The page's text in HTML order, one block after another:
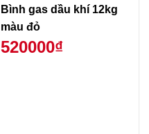
Bình gas dầu khí 12kg
màu đỏ
520000₫